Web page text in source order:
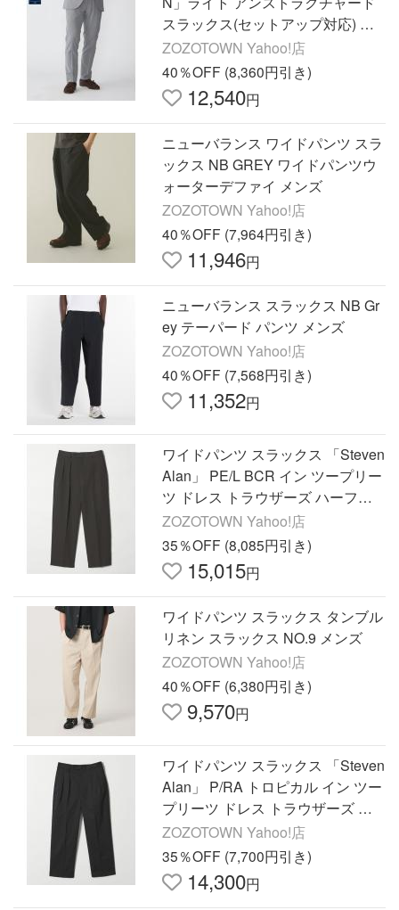
スラックス(セットアップ対応) メ
ンズ
ZOZOTOWN Yahoo!店
40％OFF (8,360円引き)
12,540円
ニューバランス ワイドパンツ スラ
ックス NB GREY ワイドパンツウ
ォーターデファイ メンズ
ZOZOTOWN Yahoo!店
40％OFF (7,964円引き)
11,946円
ニューバランス スラックス NB Gr
ey テーパード パンツ メンズ
ZOZOTOWN Yahoo!店
40％OFF (7,568円引き)
11,352円
ワイドパンツ スラックス 「Steven
Alan」 PE/L BCR イン ツープリー
ツ ドレス トラウザーズ ハーフイ
ージーII メンズ
ZOZOTOWN Yahoo!店
35％OFF (8,085円引き)
15,015円
ワイドパンツ スラックス タンブル
リネン スラックス NO.9 メンズ
ZOZOTOWN Yahoo!店
40％OFF (6,380円引き)
9,570円
ワイドパンツ スラックス 「Steven
Alan」 P/RA トロピカル イン ツー
プリーツ ドレス トラウザーズ ハ
ーフイージー メンズ
ZOZOTOWN Yahoo!店
35％OFF (7,700円引き)
14,300円